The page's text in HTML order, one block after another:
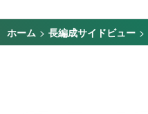
ホーム > 長編成サイドビュー >